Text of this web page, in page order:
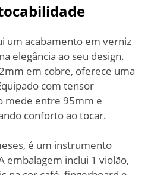
um acabamento em verniz
elegância ao seu design.
em cobre, oferece uma
com tensor
mede entre 95mm e
conforto ao tocar.
é um instrumento
embalagem inclui 1 violão,